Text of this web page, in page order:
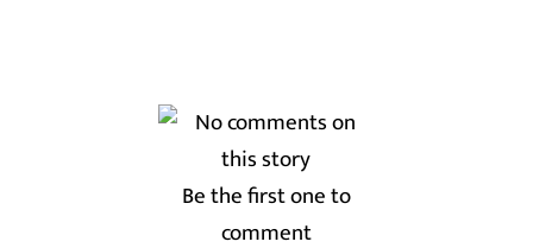
Be the first one to
comment